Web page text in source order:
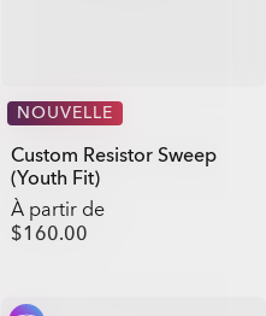
NOUVELLE
Custom Resistor Sweep
(Youth Fit)
À partir de
$160.00